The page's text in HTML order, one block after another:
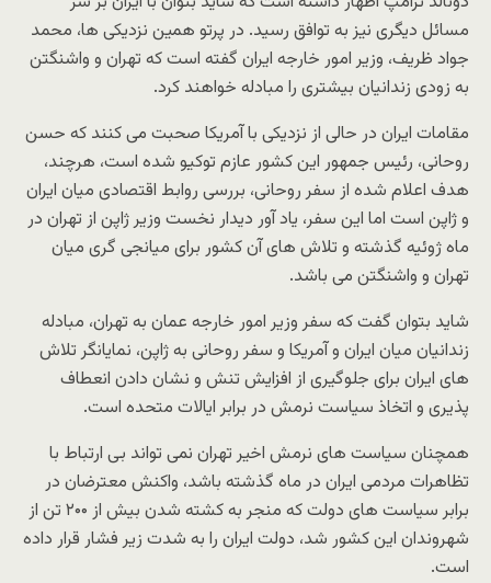
مسائل دیگری نیز به توافق رسید. در پرتو همین نزدیکی ها، محمد
جواد ظریف، وزیر امور خارجه ایران گفته است که تهران و واشنگتن
به زودی زندانیان بیشتری را مبادله خواهند کرد.
مقامات ایران در حالی از نزدیکی با آمریکا صحبت می کنند که حسن
روحانی، رئیس جمهور این کشور عازم توکیو شده است، هرچند،
هدف اعلام شده از سفر روحانی، بررسی روابط اقتصادی میان ایران
و ژاپن است اما این سفر، یاد آور دیدار نخست وزیر ژاپن از تهران در
ماه ژوئیه گذشته و تلاش های آن کشور برای میانجی گری میان
تهران و واشنگتن می باشد.
شاید بتوان گفت که سفر وزیر امور خارجه عمان به تهران، مبادله
زندانیان میان ایران و آمریکا و سفر روحانی به ژاپن، نمایانگر تلاش
های ایران برای جلوگیری از افزایش تنش و نشان دادن انعطاف
پذیری و اتخاذ سیاست نرمش در برابر ایالات متحده است.
همچنان سیاست های نرمش اخیر تهران نمی تواند بی ارتباط با
تظاهرات مردمی ایران در ماه گذشته باشد، واکنش معترضان در
برابر سیاست های دولت که منجر به کشته شدن بیش از ۲۰۰ تن از
شهروندان این کشور شد، دولت ایران را به شدت زیر فشار قرار داده
است.